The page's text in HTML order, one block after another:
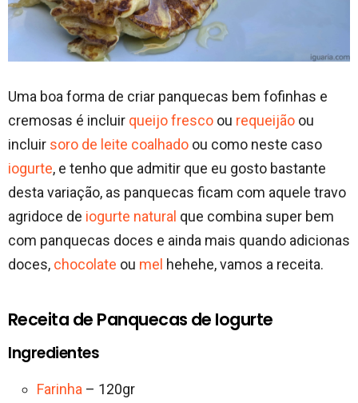
Uma boa forma de criar panquecas bem fofinhas e
cremosas é incluir queijo fresco ou requeijão ou
incluir soro de leite coalhado ou como neste caso
iogurte, e tenho que admitir que eu gosto bastante
desta variação, as panquecas ficam com aquele travo
agridoce de iogurte natural que combina super bem
com panquecas doces e ainda mais quando adicionas
doces, chocolate ou mel hehehe, vamos a receita.
Receita de Panquecas de Iogurte
Ingredientes
Farinha – 120gr